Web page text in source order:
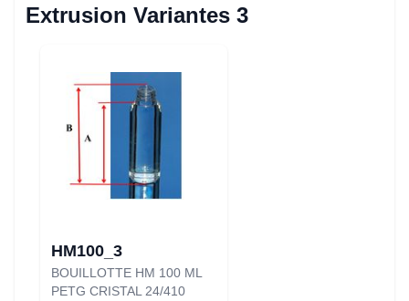
Extrusion Variantes 3
HM100_3
BOUILLOTTE HM 100 ML
PETG CRISTAL 24/410